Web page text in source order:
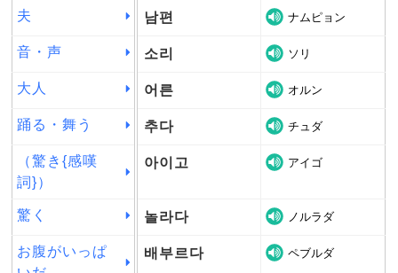
夫 남편 ナムピョン
音・声 소리 ソリ
大人 어른 オルン
踊る・舞う 추다 チュダ
（驚き{感嘆
詞}）
아이고 アイゴ
驚く 놀라다 ノルラダ
お腹がいっぱ
배부르다 ペブルダ